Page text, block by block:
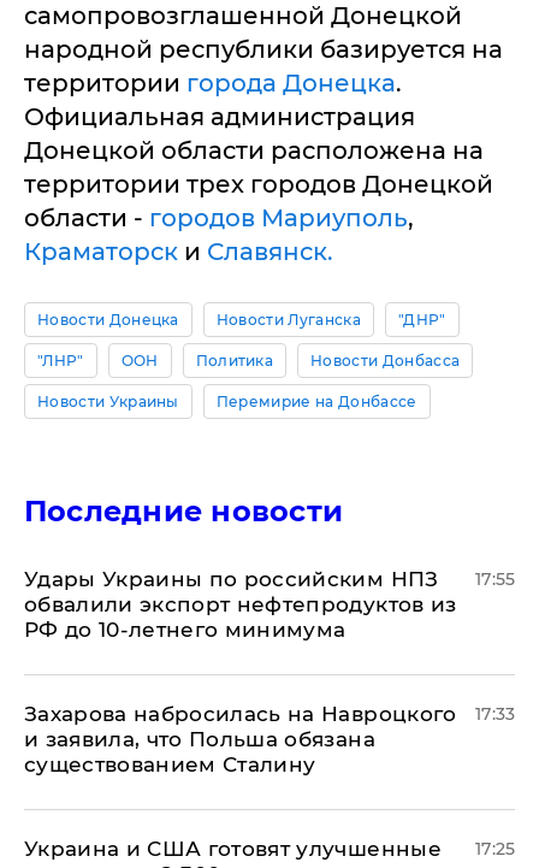
самопровозглашенной Донецкой
народной республики базируется на
территории города Донецка.
Официальная администрация
Донецкой области расположена на
территории трех городов Донецкой
области - городов Мариуполь,
Краматорск и Славянск.
Новости Донецка Новости Луганска "ДНР"
"ЛНР" ООН Политика Новости Донбасса
Новости Украины Перемирие на Донбассе
Последние новости
Удары Украины по российским НПЗ
обвалили экспорт нефтепродуктов из
РФ до 10-летнего минимума
17:55
​Захарова набросилась на Навроцкого
и заявила, что Польша обязана
существованием Сталину
17:33
Украина и США готовят улучшенные
17:25